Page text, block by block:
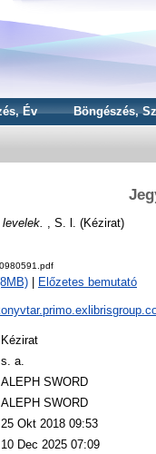
Év Böngészés,
, S. l. (Kézirat)
Előzetes bemutató
Kézirat
s. a.
ALEPH SWORD
ALEPH SWORD
25 Okt 2018 09:53
10 Dec 2025 07:09